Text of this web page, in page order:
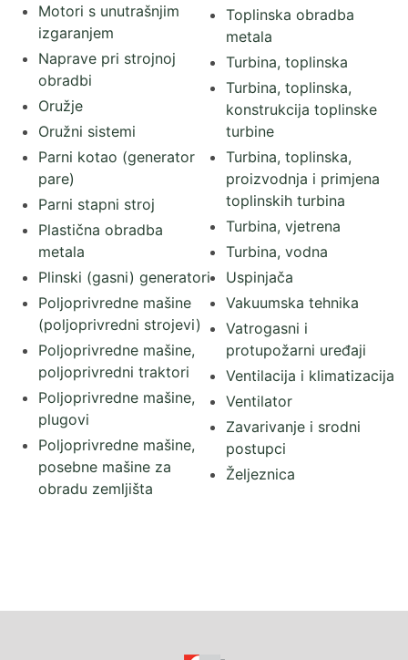
Motori s unutrašnjim
izgaranjem
Naprave pri strojnoj
obradbi
Oružje
Oružni sistemi
Parni kotao (generator
pare)
Parni stapni stroj
Plastična obradba
metala
Plinski (gasni) generatori
Poljoprivredne mašine
(poljoprivredni strojevi)
Poljoprivredne mašine,
poljoprivredni traktori
Poljoprivredne mašine,
plugovi
Poljoprivredne mašine,
posebne mašine za
obradu zemljišta
Toplinska obradba
metala
Turbina, toplinska
Turbina, toplinska,
konstrukcija toplinske
turbine
Turbina, toplinska,
proizvodnja i primjena
toplinskih turbina
Turbina, vjetrena
Turbina, vodna
Uspinjača
Vakuumska tehnika
Vatrogasni i
protupožarni uređaji
Ventilacija i klimatizacija
Ventilator
Zavarivanje i srodni
postupci
Željeznica